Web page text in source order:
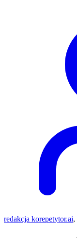
redakcja korepetytor.ai,